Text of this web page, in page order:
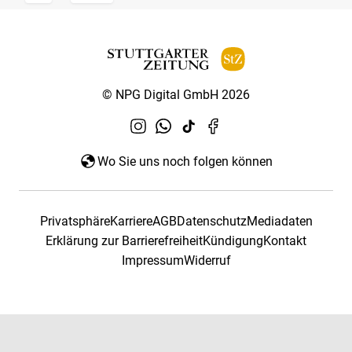
© NPG Digital GmbH 2026
Wo Sie uns noch folgen können
PrivatsphäreKarriereAGBDatenschutzMediadaten
Erklärung zur BarrierefreiheitKündigungKontakt
ImpressumWiderruf